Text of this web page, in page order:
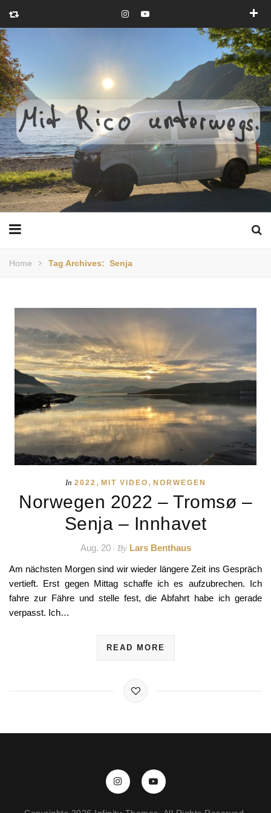
Home Tag Archives: Senja
In 2022 , MIT VIDEO , NORWEGEN
Norwegen 2022 – Tromsø –
Senja – Innhavet
Aug. 20 By Lars Benthaus
Am nächsten Morgen sind wir wieder längere Zeit ins Gespräch
vertieft. Erst gegen Mittag schaffe ich es aufzubrechen. Ich
fahre zur Fähre und stelle fest, die Abfahrt habe ich gerade
verpasst. Ich…
READ MORE